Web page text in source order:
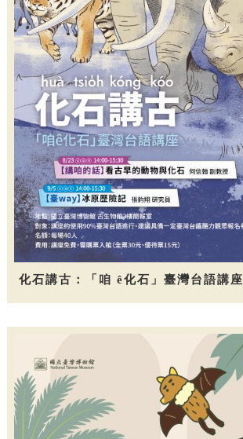
化石講古：「咱 ê化石」臺灣台語講座